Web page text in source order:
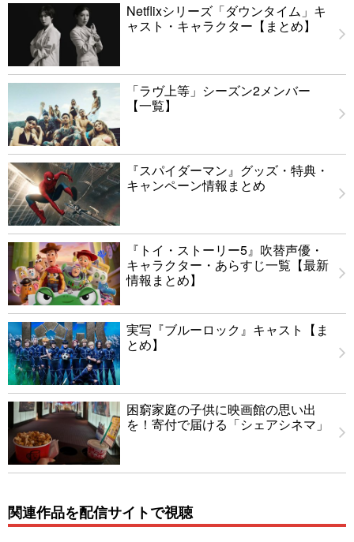
Netflixシリーズ「ダウンタイム」キ
ャスト・キャラクター【まとめ】
「ラヴ上等」シーズン2メンバー
【一覧】
『スパイダーマン』グッズ・特典・
キャンペーン情報まとめ
『トイ・ストーリー5』吹替声優・
キャラクター・あらすじ一覧【最新
情報まとめ】
実写『ブルーロック』キャスト【ま
とめ】
困窮家庭の子供に映画館の思い出
を！寄付で届ける「シェアシネマ」
関連作品を配信サイトで視聴